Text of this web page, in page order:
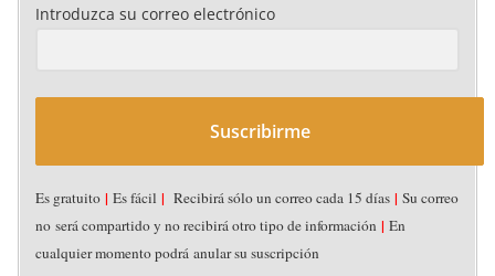
Introduzca su correo electrónico
Suscribirme
Es gratuito | Es fácil | Recibirá sólo un correo cada 15 días | Su correo
no será compartido y no recibirá otro tipo de información | En
cualquier momento podrá anular su suscripción
ACUERDOS (DEALS) CAPITAL DE RIESGO CORPORATIVO
DESTACADOS
FUSIONES & ADQUISICIONES
STARTUPS
VICISITUDES INTRA-CORPORATIVAS